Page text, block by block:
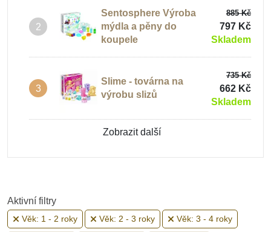
Praktický život
Hračky typu Montessori
Kreativní tvoření
Hračky od 6 měsíců
2
Sentosphere Výroba
mýdla a pěny do
koupele
885 Kč
797 Kč
Skladem
3
Slime - továrna na
výrobu slizů
735 Kč
662 Kč
Skladem
Zobrazit další
Aktivní filtry
Věk: 1 - 2 roky Věk: 2 - 3 roky Věk: 3 - 4 roky